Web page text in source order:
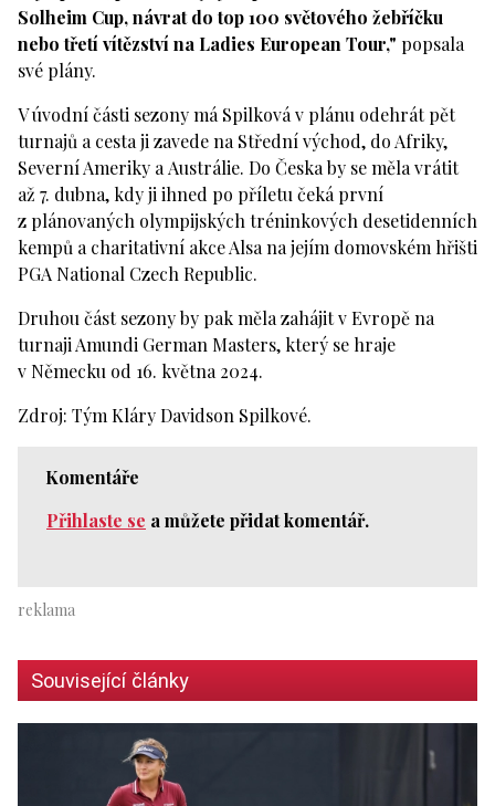
Solheim Cup, návrat do top 100 světového žebříčku
nebo třetí vítězství na Ladies European Tour," popsala
své plány.
V úvodní části sezony má Spilková v plánu odehrát pět
turnajů a cesta ji zavede na Střední východ, do Afriky,
Severní Ameriky a Austrálie. Do Česka by se měla vrátit
až 7. dubna, kdy ji ihned po příletu čeká první
z plánovaných olympijských tréninkových desetidenních
kempů a charitativní akce Alsa na jejím domovském hřišti
PGA National Czech Republic.
Druhou část sezony by pak měla zahájit v Evropě na
turnaji Amundi German Masters, který se hraje
v Německu od 16. května 2024.
Zdroj: Tým Kláry Davidson Spilkové.
Komentáře
Přihlaste se a můžete přidat komentář.
Související články